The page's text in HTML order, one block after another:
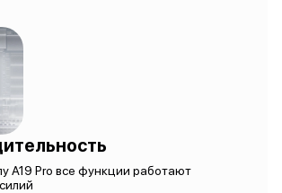
A19 Pro все функции работают